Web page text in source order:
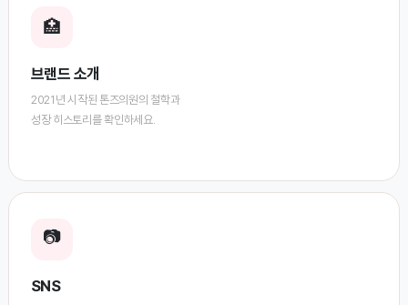
🏥
브랜드 소개
2021년 시작된 톤즈의원의 철학과
성장 히스토리를 확인하세요.
📷
SNS